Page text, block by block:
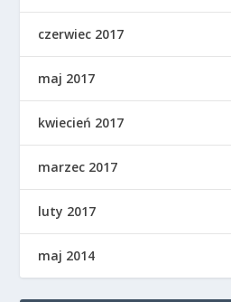
czerwiec 2017
maj 2017
kwiecień 2017
marzec 2017
luty 2017
maj 2014